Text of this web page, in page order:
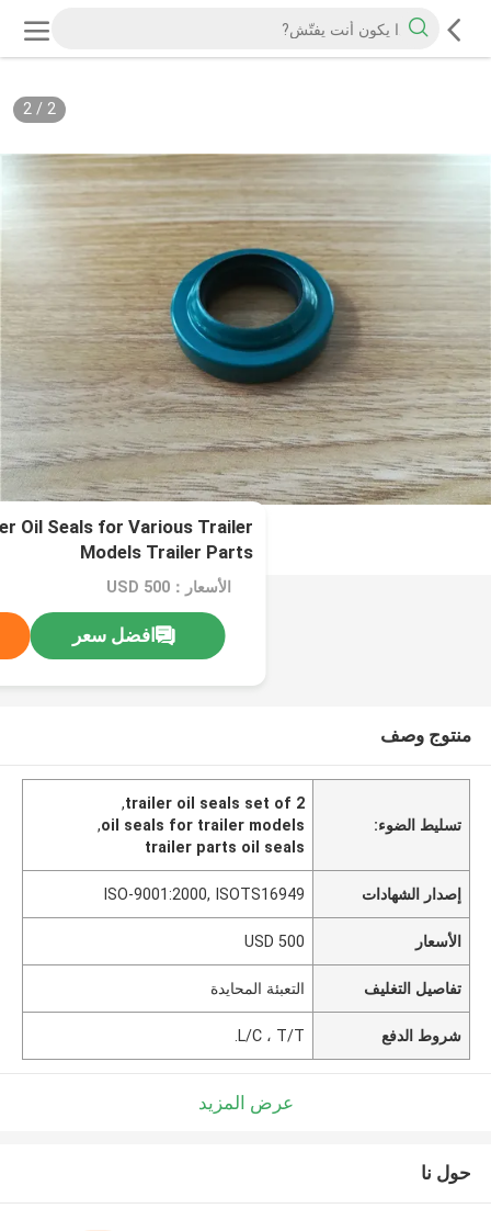
2
/
2
Oil Seals for Various Trailer
Models Trailer Parts
الأسعار：500 USD
افضل سعر
منتوج وصف
تسليط الضوء:
trailer oil seals set of 2
,
oil seals for trailer models
,
trailer parts oil seals
إصدار الشهادات ISO-9001:2000, ISOTS16949
الأسعار 500 USD
تفاصيل التغليف التعبئة المحايدة
شروط الدفع L/C ، T/T.
عرض المزيد
حول نا